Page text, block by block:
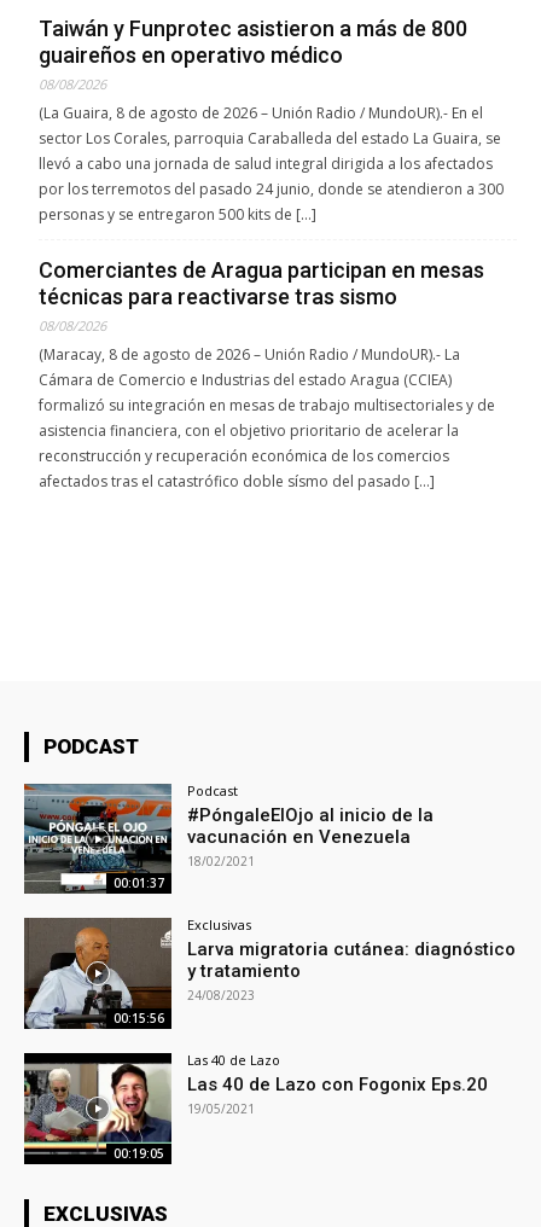
Taiwán y Funprotec asistieron a más de 800
guaireños en operativo médico
08/08/2026
(La Guaira, 8 de agosto de 2026 – Unión Radio / MundoUR).- En el
sector Los Corales, parroquia Caraballeda del estado La Guaira, se
llevó a cabo una jornada de salud integral dirigida a los afectados
por los terremotos del pasado 24 junio, donde se atendieron a 300
personas y se entregaron 500 kits de […]
Comerciantes de Aragua participan en mesas
técnicas para reactivarse tras sismo
08/08/2026
(Maracay, 8 de agosto de 2026 – Unión Radio / MundoUR).- La
Cámara de Comercio e Industrias del estado Aragua (CCIEA)
formalizó su integración en mesas de trabajo multisectoriales y de
asistencia financiera, con el objetivo prioritario de acelerar la
reconstrucción y recuperación económica de los comercios
afectados tras el catastrófico doble sísmo del pasado […]
PODCAST
00:01:37
Podcast
#PóngaleElOjo​ al inicio de la
vacunación en Venezuela
18/02/2021
00:15:56
Exclusivas
Larva migratoria cutánea: diagnóstico
y tratamiento
24/08/2023
00:19:05
Las 40 de Lazo
Las 40 de Lazo con Fogonix Eps.20
19/05/2021
EXCLUSIVAS